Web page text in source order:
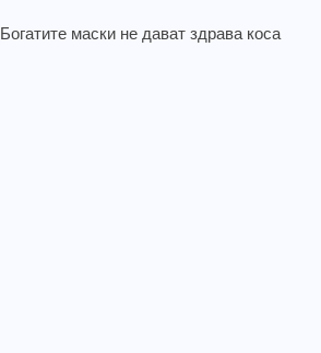
Богатите маски не дават здрава коса